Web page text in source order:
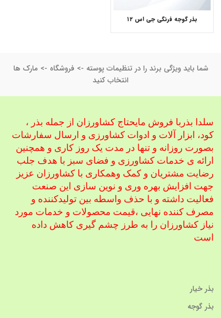
بذر گوجه فرنگی جی اس ۱۲
شما باید ویژگی برند را در تنظیمات پوسته -> فروشگاه -> مارک ها
انتخاب کنید
سلدا بذربا فروش مایحتاج کشاورزان از جمله بذر ،
کود، ابزار آلات و ادوات کشاورزی و ارسال سفارشات
بصورت روزانه و تنها در مدت یک روز کاری و همچنین
ارائه ی خدمات کشاورزی و فضای سبز با هدف جلب
رضایت مشتریان و کمک وهمکاری با کشاورزان عزیز
جهت افزایش بهره وری و نوین سازی این صنعت
فعالیت داشته و با حذف واسطه بین تولیدکننده و
مصرف کننده نهایی ،قیمت محصولات و خدمات مورد
نیاز کشاورزان را به طرز چشم گیری کاهش داده
است
بذر خیار
بذر گوجه